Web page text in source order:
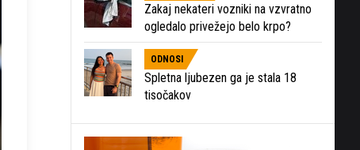
Zakaj nekateri vozniki na vzvratno
ogledalo privežejo belo krpo?
ODNOSI
Spletna ljubezen ga je stala 18
tisočakov